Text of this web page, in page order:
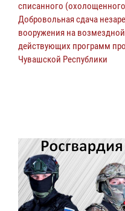
списанного
Добровольная сдача
вооружения на
действующих программ
Чувашской Республики